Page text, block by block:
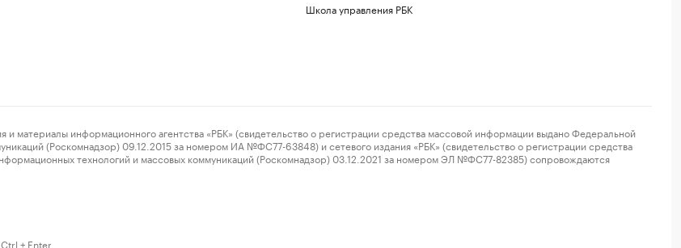
Школа управления РБК
информационного агентства «РБК» (свидетельство о регистрации средства массовой информации выдано Федеральной
(Роскомнадзор) 09.12.2015 за номером ИА №ФС77-63848) и сетевого издания «РБК» (свидетельство о регистрации средства
технологий и массовых коммуникаций (Роскомнадзор) 03.12.2021 за номером ЭЛ №ФС77-82385) сопровождаются
+ Enter